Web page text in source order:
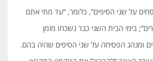
על שני הסיפּים”, כלומר, “עד מתי אתם
בימי הבית השני כבר נשכחו מזמן
ומנהג הפסיחה על שני הסיפים שהיה בהם.